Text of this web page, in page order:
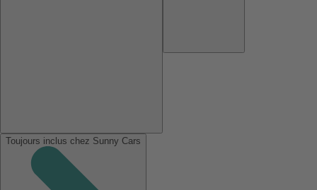
Toujours inclus chez Sunny Cars